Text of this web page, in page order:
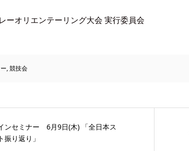
ーオリエンテーリング大会 実行委員会
,競技会
ンセミナー 6月9日(木) 「全日本ス
振り返り」